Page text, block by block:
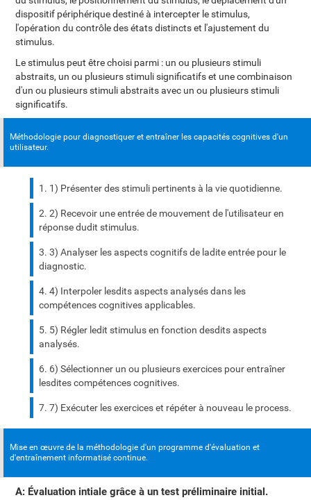
dispositif périphérique destiné à intercepter le stimulus,
l'opération du contrôle des états distincts et l'ajustement du
stimulus.
Le stimulus peut être choisi parmi : un ou plusieurs stimuli
abstraits, un ou plusieurs stimuli significatifs et une combinaison
d'un ou plusieurs stimuli abstraits avec un ou plusieurs stimuli
significatifs.
Méthodologie pour diagnostiquer et entraîner les capacités cognitives d'un
utilisateur.
1) Présenter des stimuli pertinents à la vie quotidienne.
2) Recevoir une entrée de mouvement de l'utilisateur en
réponse dudit stimulus.
3) Analyser les aspects cognitifs de ladite entrée pour le
diagnostic.
4) Interpoler lesdits aspects analysés dans les
compétences cognitives applicables.
5) Régler ledit stimulus en fonction desdits aspects
analysés.
6) Sélectionner un ou plusieurs exercices pour entraîner
lesdites compétences cognitives.
7) Exécuter les exercices et répéter à nouveau le process.
Mise en œuvre de la méthodologie d'un programme d'évaluation et
d'entraînement informatisé continue.
A: Évaluation intiale grâce à un test préliminaire initial.